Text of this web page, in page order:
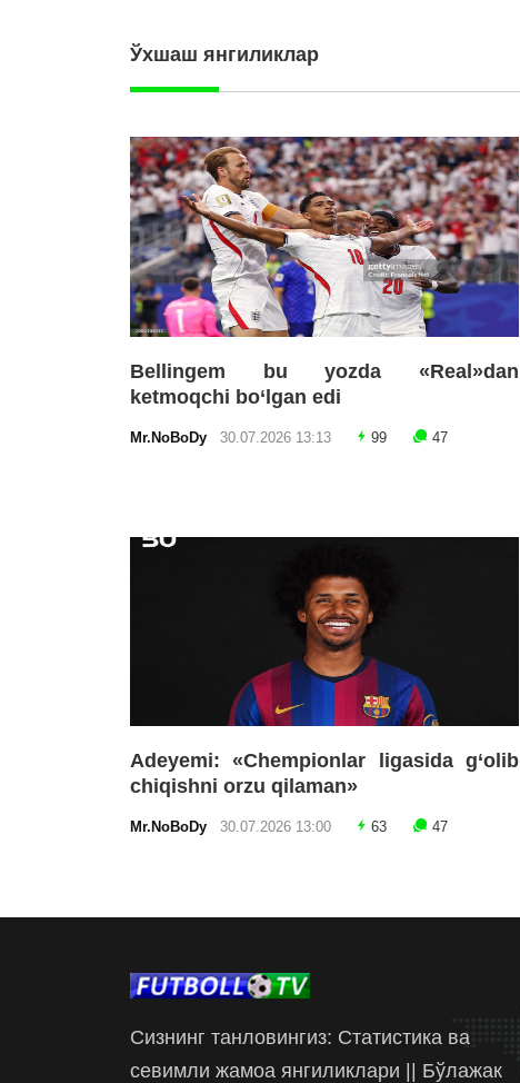
Ўхшаш янгиликлар
Bellingem bu yozda «Real»dan
ketmoqchi bo‘lgan edi
Mr.NoBoDy 30.07.2026 13:13 99 47
Adeyemi: «Chempionlar ligasida g‘olib
chiqishni orzu qilaman»
Mr.NoBoDy 30.07.2026 13:00 63 47
Сизнинг танловингиз: Статистика ва
севимли жамоа янгиликлари || Бўлажак